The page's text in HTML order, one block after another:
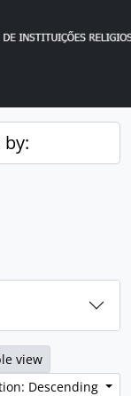
view
Descending